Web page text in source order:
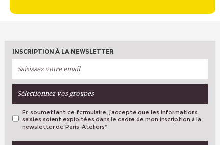
INSCRIPTION À LA NEWSLETTER
Sélectionnez vos groupes
VOS PRÉFÉRENCES
En soumettant ce formulaire, j’accepte que les informations
saisies soient exploitées dans le cadre de mon inscription à la
newsletter de Paris-Ateliers*